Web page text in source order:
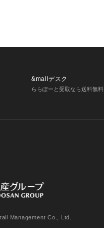
&mallデスク
ららぽーと受取なら送料無料
取り扱いについて
Management Co., Ltd.